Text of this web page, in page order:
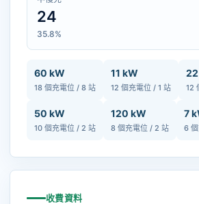
24
35.8%
60 kW
18 個充電位 / 8 站
11 kW
12 個充電位 / 1 站 12
50 kW
10 個充電位 / 2 站
120 kW
8 個充電位 / 2 站
7
6
收費資料